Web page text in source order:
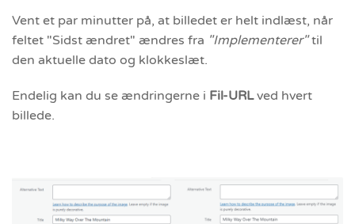
Vent et par minutter på, at billedet er helt indlæst, når
feltet "Sidst ændret" ændres fra "Implementerer"til
den aktuelle dato og klokkeslæt.
Endelig kan du se ændringerne i Fil-URLved hvert
billede.